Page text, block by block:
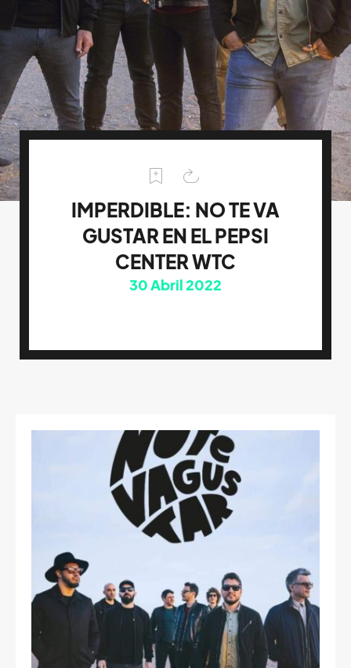
IMPERDIBLE: NO TE VA
GUSTAR EN EL PEPSI
CENTER WTC
30Abril 2022